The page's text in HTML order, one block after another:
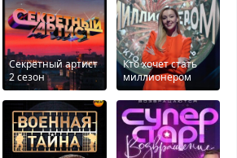
Секретный артист
2 сезон
Кто хочет стать
миллионером